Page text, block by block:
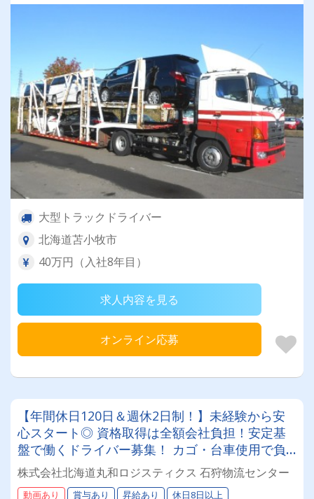
大型トラックドライバー
北海道苫小牧市
40万円（入社8年目）
求人内容を見る
オンライン応募
【年間休日120日＆週休2日制！】未経験から安
心スタート◎ 資格取得は全額会社負担！安定基
盤で働くドライバー募集！ カゴ・台車使用で負
担少なめ♪年齢・性別問わず活躍できるお仕事で
す✨
株式会社北海道丸和ロジスティクス 石狩物流センター
動画あり 賞与あり 昇給あり 休日8日以上